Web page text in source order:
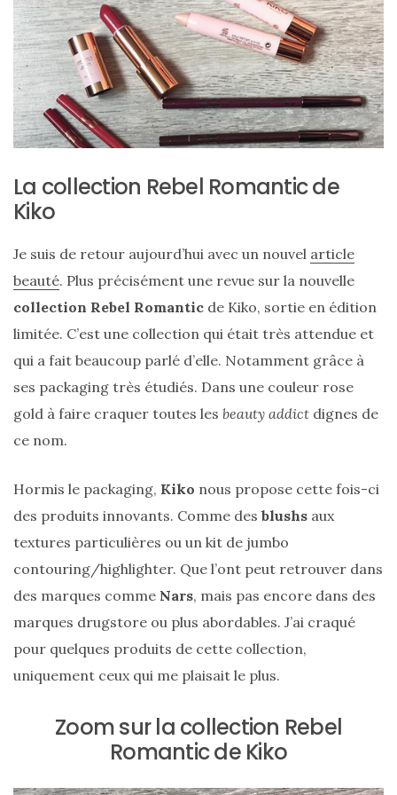
sac
en
soie
et
cuir
au
luxe
discret
06/06/2026
Sac
La collection Rebel Romantic de
Kiko
Je suis de retour aujourd’hui avec un nouvel article
beauté. Plus précisément une revue sur la nouvelle
collection Rebel Romantic de Kiko, sortie en édition
limitée. C’est une collection qui était très attendue et
qui a fait beaucoup parlé d’elle. Notamment grâce à
ses packaging très étudiés. Dans une couleur rose
gold à faire craquer toutes les beauty addict dignes de
ce nom.
Hormis le packaging, Kiko nous propose cette fois-ci
des produits innovants. Comme des blushs aux
textures particulières ou un kit de jumbo
contouring/highlighter. Que l’ont peut retrouver dans
des marques comme Nars, mais pas encore dans des
marques drugstore ou plus abordables. J’ai craqué
pour quelques produits de cette collection,
uniquement ceux qui me plaisait le plus.
Zoom sur la collection Rebel
Romantic de Kiko